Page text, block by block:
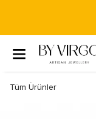
Tüm Ürünler